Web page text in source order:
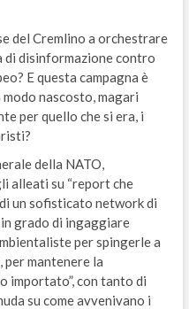
del Cremlino a orchestrare
di disinformazione contro
E questa campagna è
nascosto, magari
per quello che si era, i
della NATO,
alleati su “report che
un sofisticato network di
grado di ingaggiare
per spingerle a
per mantenere la
importato”, con tanto di
su come avvenivano i